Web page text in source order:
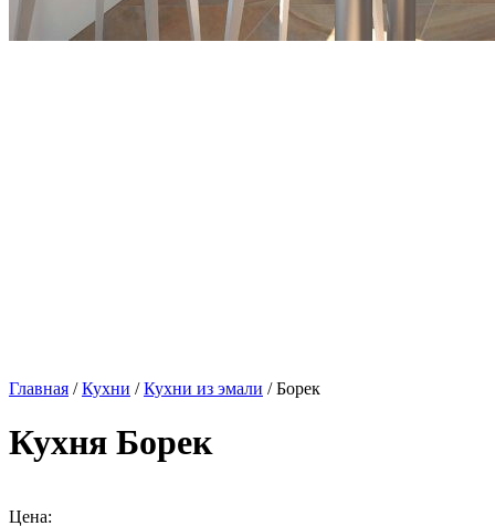
Главная /Кухни /Кухни из эмали / Борек
Кухня Борек
Цена: